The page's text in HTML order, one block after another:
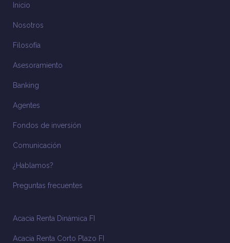
Inicio
Nosotros
Filosofía
Asesoramiento
Banking
Agentes
Fondos de inversión
Comunicación
¿Hablamos?
Preguntas frecuentes
Acacia Renta Dinámica FI
Acacia Renta Corto Plazo FI